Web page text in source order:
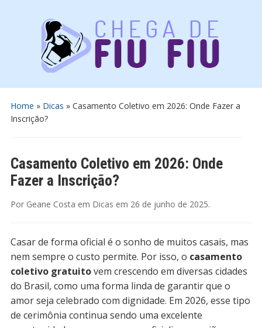
Home » Dicas » Casamento Coletivo em 2026: Onde Fazer a
Inscrição?
Casamento Coletivo em 2026: Onde
Fazer a Inscrição?
Por Geane Costa em Dicas em 26 de junho de 2025.
Casar de forma oficial é o sonho de muitos casais, mas
nem sempre o custo permite. Por isso, o casamento
coletivo gratuitovem crescendo em diversas cidades
do Brasil, como uma forma linda de garantir que o
amor seja celebrado com dignidade. Em 2026, esse tipo
de cerimônia continua sendo uma excelente